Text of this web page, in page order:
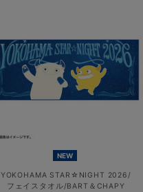
NEW
YOKOHAMA STAR☆NIGHT 2026/
フェイスタオル/BART＆CHAPY